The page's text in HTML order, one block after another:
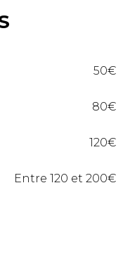
50€
80€
120€
Entre 120 et 200€